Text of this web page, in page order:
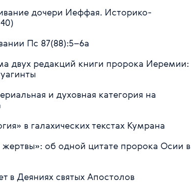
дочери Иеффая. Историко-
Пс 87(88):5–6а
двух редакций книги пророка Иеремии:
и духовная категория на
в галахических текстах Кумрана
об одной цитате пророка Осии в
Деяниях святых Апостолов